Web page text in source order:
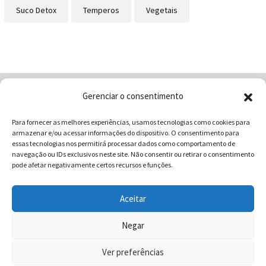
Gerenciar o consentimento
Para fornecer as melhores experiências, usamos tecnologias como cookies para
armazenar e/ou acessar informações do dispositivo. O consentimento para
essas tecnologias nos permitirá processar dados como comportamento de
navegação ou IDs exclusivos neste site. Não consentir ou retirar o consentimento
pode afetar negativamente certos recursos e funções.
Aceitar
Negar
Ver preferências
Suco Detox Temperos Vegetais
Contatos
Receitas
Blog
Vocabulário da Gastronomia
COMUNICAR - Comunicação e Marketing | CNPJ:
03.013.350/0001-80 | Rua 82 Nº99 Qd. F13 Lt. 13 Sala 01 - Setor
996358681 - CEP: 74.083-010 | © 2025 COMUNICAR.COM.BR